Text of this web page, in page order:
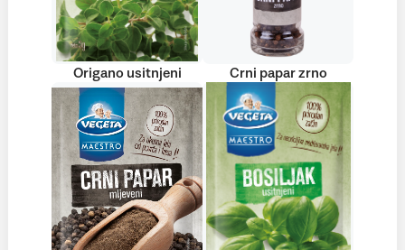
Origano usitnjeni Crni papar zrno